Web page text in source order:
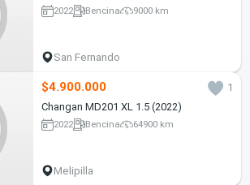
2022 Bencina 9000 km
San Fernando
$4.900.000
1
Changan MD201 XL 1.5 (2022)
2022 Bencina 64900 km
Melipilla